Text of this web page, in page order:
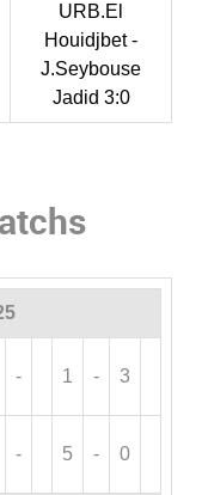
URB.El
Houidjbet -
J.Seybouse
Jadid 3:0
- 1 - 3
- 5 - 0